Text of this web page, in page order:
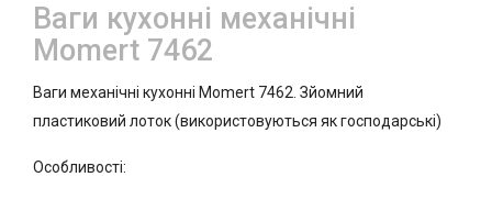
Ваги кухонні механічні
Momert 7462
Ваги механічні кухонні Momert 7462. Зйомний
пластиковий лоток (використовуються як господарські)
Особливості: